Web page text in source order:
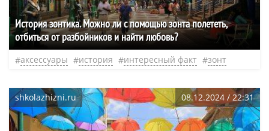
История зонтика. Можно ли с помощью зонта полететь,
отбиться от разбойников и найти любовь?
аксессуары история интересный факт зонт
shkolazhizni.ru 08.12.2024 / 22:31